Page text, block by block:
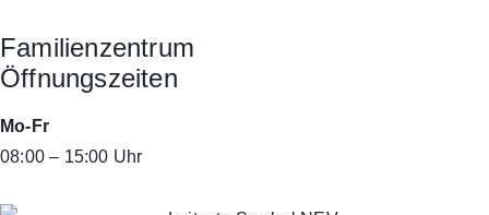
Familienzentrum
Öffnungszeiten
Mo-Fr
08:00 – 15:00 Uhr